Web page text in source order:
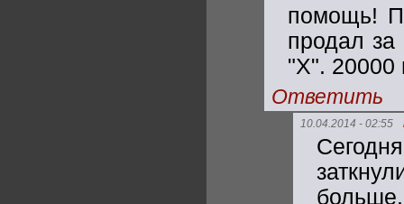
помощь!
продал за
"Х". 20000
Ответить
10.04.2014 - 02:55